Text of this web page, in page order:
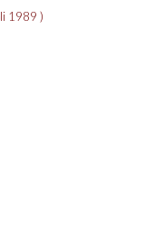
1989 )